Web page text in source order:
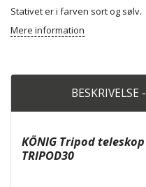
Stativet er i farven sort og sølv.
Mere information
BESKRIVELSE
KÖNIG Tripod
TRIPOD30